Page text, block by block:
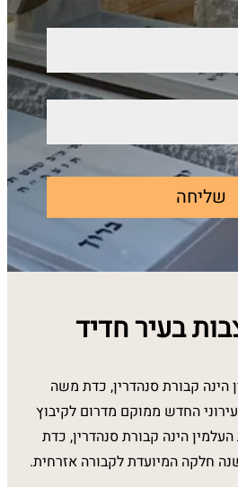
שליחה
בעיר חדיד
הינה קבורת סנהדרין, כדת משה
החדש ממוקם מדרום לקיבוץ
הינה קבורת סנהדרין, כדת
חלקה המיועדת לקבורה אזרחית.